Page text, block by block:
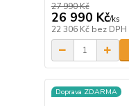
27 990 Kč
26 990 Kč/ks
22 306 Kč bez DPH
Doprava ZDARMA